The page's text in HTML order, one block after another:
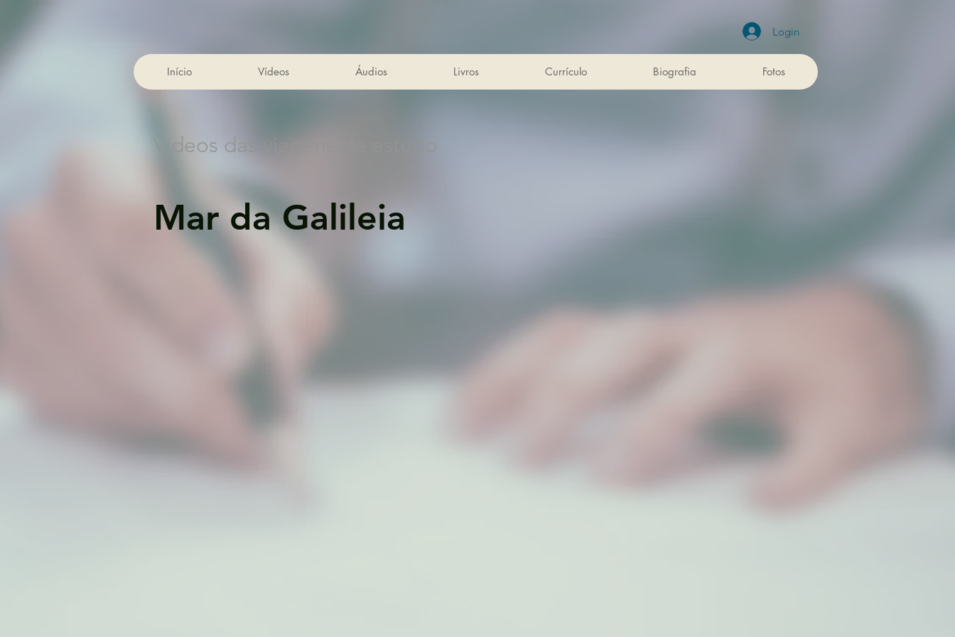
Login
Vídeos das viagens de estudo
Mar da Galileia
Início Vídeos Áudios Livros Currículo Biografia Fotos